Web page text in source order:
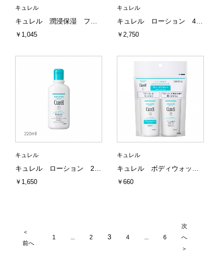
キュレル
￥1,045
キュレル
￥2,750
キュレル
￥1,650
キュレル
￥660
＜
前へ
1 ... 2 3 4 ... 6
次
へ
＞